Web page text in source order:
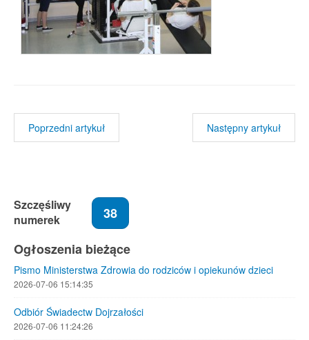
Poprzedni artykuł Następny artykuł
Szczęśliwy
numerek
38
Ogłoszenia bieżące
Pismo Ministerstwa Zdrowia do rodziców i opiekunów dzieci
2026-07-06 15:14:35
Odbiór Świadectw Dojrzałości
2026-07-06 11:24:26